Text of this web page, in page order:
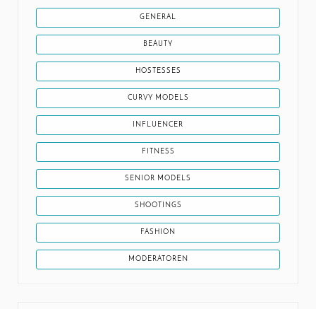
GENERAL
BEAUTY
HOSTESSES
CURVY MODELS
INFLUENCER
FITNESS
SENIOR MODELS
SHOOTINGS
FASHION
MODERATOREN